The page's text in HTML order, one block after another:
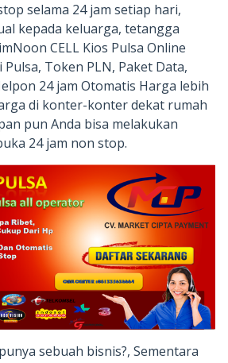
selama 24 jam setiap hari,
kepada keluarga, tetangga
CELL Kios Pulsa Online
Pulsa, Token PLN, Paket Data,
24 jam Otomatis Harga lebih
di konter-konter dekat rumah
pun Anda bisa melakukan
24 jam non stop.
sebuah bisnis?, Sementara